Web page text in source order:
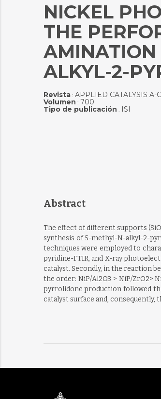
NICKEL
THE
AMINATION
ALKYL-2-
Revista: APPLIED CATALYSIS A-
Volumen : 700
Tipo de publicación : ISI
Abstract
The effect of different supports
synthesis of 5-methyl-N-alkyl-2-
techniques were employed to
pyridine-FTIR, and X-ray
catalyst. Secondly, in the reaction
the order: NiP/Al2O3 > NiP/ZrO2>
pyrrolidone production followed
catalyst surface and,